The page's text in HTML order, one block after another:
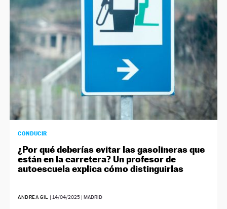
CONDUCIR
¿Por qué deberías evitar las gasolineras que
están en la carretera? Un profesor de
autoescuela explica cómo distinguirlas
ANDREA GIL | 14/04/2025| MADRID